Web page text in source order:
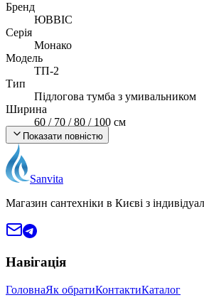
Бренд
ЮВВІС
Серія
Монако
Модель
ТП-2
Тип
Підлогова тумба з умивальником
Ширина
60 / 70 / 80 / 100 см
Матеріал корпусу
ДСП Swisspan (Швейцарія), 16 мм
Матеріал фасаду
МДФ Kronospan, лак Sayerlack
Фурнітура
HÄFELE (Німеччина)
Квадро (штучний камінь)
Монтаж
Країна виробник
Показати повністю
Sanvita
Магазин сантехніки в Києві з
Навігація
ГоловнаЯк обратиКонтактиКаталог